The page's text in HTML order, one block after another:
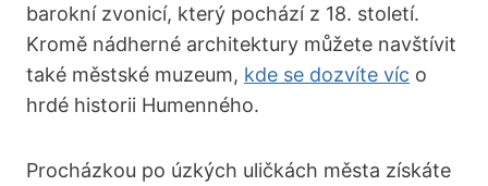
barokní zvonicí, který pochází z 18. století.
‌Kromě nádherné architektury můžete navštívit
také městské muzeum, kde se dozvíte víc o
hrdé historii Humenného.
Procházkou po úzkých uličkách města ⁤získáte